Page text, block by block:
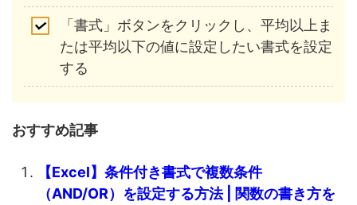
「書式」ボタンをクリックし、平均以上ま
たは平均以下の値に設定したい書式を設定
する
おすすめ記事
【Excel】条件付き書式で複数条件
（AND/OR）を設定する方法 | 関数の書き方を